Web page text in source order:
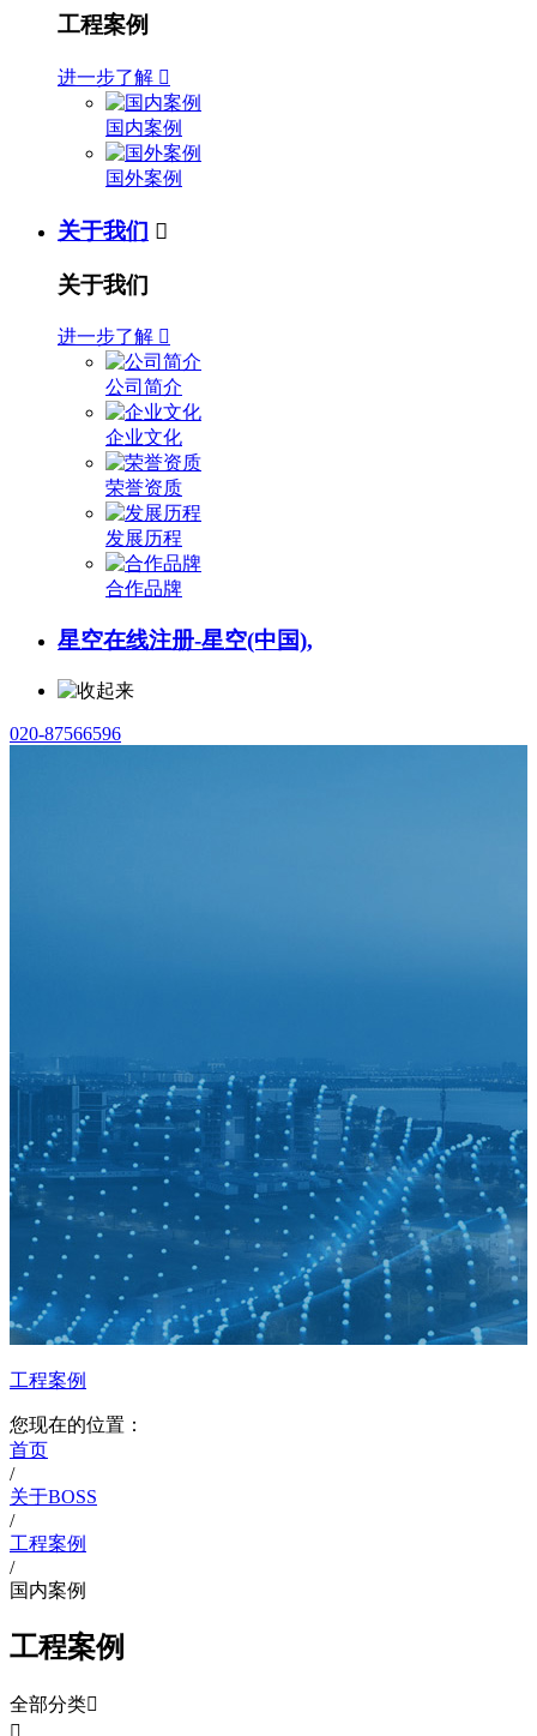
工程案例
进一步了解 
国内案例
国外案例
关于我们 
关于我们
进一步了解 
公司简介
企业文化
荣誉资质
发展历程
合作品牌
星空在线注册-星空(中国),
020-87566596
工程案例
您现在的位置：
首页
/
关于BOSS
/
工程案例
/
国内案例
工程案例
全部分类
